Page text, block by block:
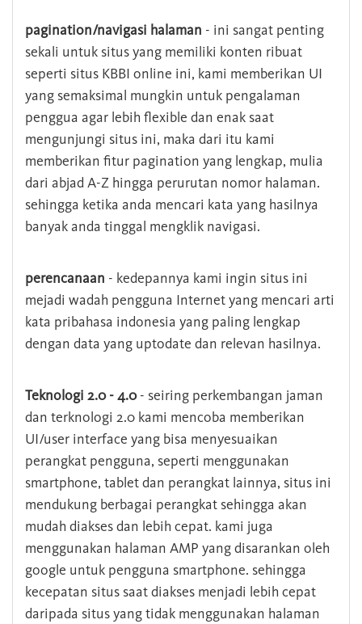
pagination/navigasi halaman - ini sangat penting
sekali untuk situs yang memiliki konten ribuat
seperti situs KBBI online ini, kami memberikan UI
yang semaksimal mungkin untuk pengalaman
penggua agar lebih flexible dan enak saat
mengunjungi situs ini, maka dari itu kami
memberikan fitur pagination yang lengkap, mulia
dari abjad A-Z hingga perurutan nomor halaman.
sehingga ketika anda mencari kata yang hasilnya
banyak anda tinggal mengklik navigasi.
perencanaan - kedepannya kami ingin situs ini
mejadi wadah pengguna Internet yang mencari arti
kata pribahasa indonesia yang paling lengkap
dengan data yang uptodate dan relevan hasilnya.
Teknologi 2.0 - 4.0- seiring perkembangan jaman
dan terknologi 2.0 kami mencoba memberikan
UI/user interface yang bisa menyesuaikan
perangkat pengguna, seperti menggunakan
smartphone, tablet dan perangkat lainnya, situs ini
mendukung berbagai perangkat sehingga akan
mudah diakses dan lebih cepat. kami juga
menggunakan halaman AMP yang disarankan oleh
google untuk pengguna smartphone. sehingga
kecepatan situs saat diakses menjadi lebih cepat
daripada situs yang tidak menggunakan halaman